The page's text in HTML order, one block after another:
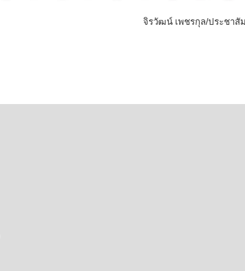
จิรวัฒน์ เพชรกุล/ประชาสั